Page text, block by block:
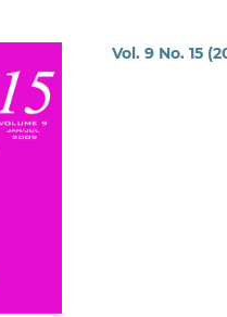
Vol. 9 No. 15